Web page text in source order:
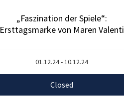
„Faszination der Spiele“:
Ersttagsmarke von Maren Valenti
01.12.24 - 10.12.24
Closed